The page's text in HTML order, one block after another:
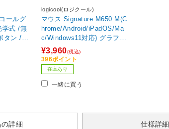
ールグ
学式 /無
タン /US
logicool(ロジクール)
マウス Signature M650 M(C
hrome/Android/iPadOS/Ma
c/Windows11対応) グラファ
イト M650MGR ［光学式 /
無線(ワイヤレス) /5ボタン /
Bluetooth・USB］
¥3,960(税込)
396ポイント
在庫あり
一緒に買う
詳細 仕様詳細